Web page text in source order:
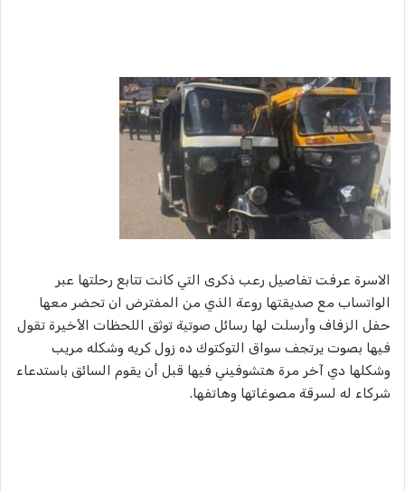
الاسرة عرفت تفاصيل رعب ذكرى التي كانت تتابع رحلتها عبر
الواتساب مع صديقتها روعة الذي من المفترض ان تحضر معها
حفل الزفاف وأرسلت لها رسائل صوتية توثق اللحظات الأخيرة تقول
فيها بصوت يرتجف سواق التوكتوك ده زول كريه وشكله مريب
وشكلها دي آخر مرة هتشوفيني فيها قبل أن يقوم السائق باستدعاء
شركاء له لسرقة مصوغاتها وهاتفها.